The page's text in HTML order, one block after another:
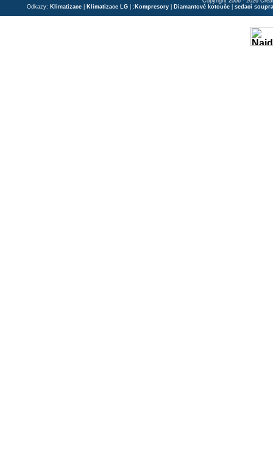
Odkazy: Klimatizace Klimatizace LG | ; Kompresory Diamantové kotouče sedací